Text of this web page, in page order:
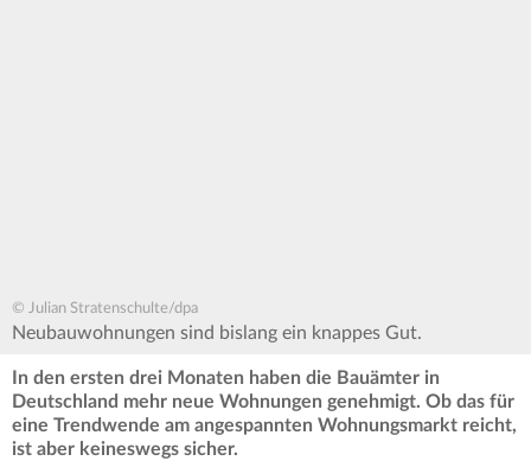
© Julian Stratenschulte/dpa
Neubauwohnungen sind bislang ein knappes Gut.
In den ersten drei Monaten haben die Bauämter in
Deutschland mehr neue Wohnungen genehmigt. Ob das für
eine Trendwende am angespannten Wohnungsmarkt reicht,
ist aber keineswegs sicher.